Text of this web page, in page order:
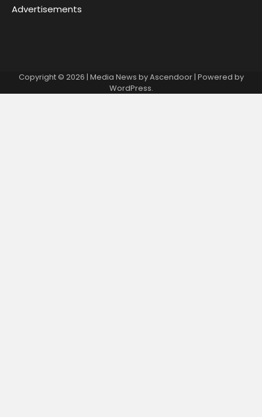
Advertisements
Copyright © 2026 | Media News byAscendoor| Powered by
WordPress.